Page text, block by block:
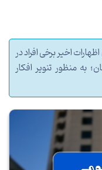
اخیر برخی افراد در
به منظور تنویر افکار